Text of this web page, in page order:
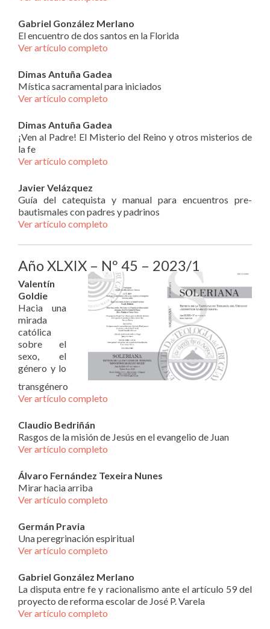
Gabriel González Merlano
El encuentro de dos santos en la Florida
Ver artículo completo
Dimas Antuña Gadea
Mística sacramental para iniciados
Ver artículo completo
Dimas Antuña Gadea
¡Ven al Padre! El Misterio del Reino y otros misterios de
la fe
Ver artículo completo
Javier Velázquez
Guía del catequista y manual para encuentros pre-
bautismales con padres y padrinos
Ver artículo completo
Año XLXIX – Nº 45 – 2023/1
Valentín
Goldie
Hacia una
mirada
católica
sobre el
sexo, el
género y lo
transgénero
Ver artículo completo
Claudio Bedriñán
Rasgos de la misión de Jesús en el evangelio de Juan
Ver artículo completo
Álvaro Fernández Texeira Nunes
Mirar hacia arriba
Ver artículo completo
Germán Pravia
Una peregrinación espiritual
Ver artículo completo
Gabriel González Merlano
La disputa entre fe y racionalismo ante el artículo 59 del
proyecto de reforma escolar de José P. Varela
Ver artículo completo